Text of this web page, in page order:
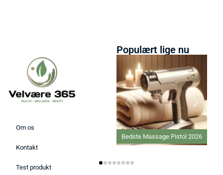
Om os
Kontakt
Test produkt
Populært lige nu
Bedste Massage Pistol 2026 Bedste